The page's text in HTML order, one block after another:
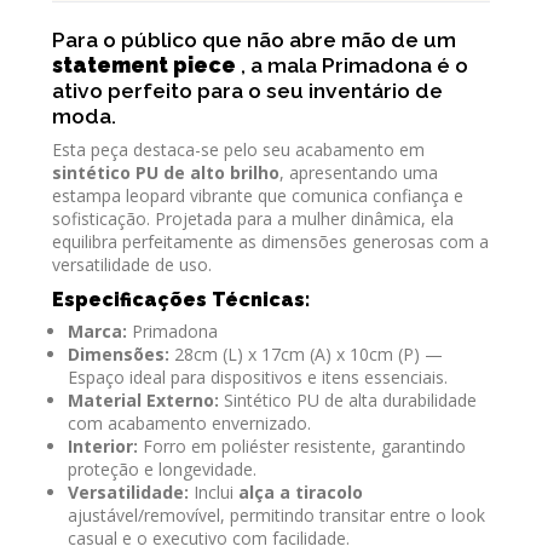
Para o público que não abre mão de um
statement piece , a mala Primadona é o
ativo perfeito para o seu inventário de
moda.
Esta peça destaca-se pelo seu acabamento em
sintético PU de alto brilho, apresentando uma
estampa leopard vibrante que comunica confiança e
sofisticação. Projetada para a mulher dinâmica, ela
equilibra perfeitamente as dimensões generosas com a
versatilidade de uso.
Especificações Técnicas:
Marca: Primadona
Dimensões: 28cm (L) x 17cm (A) x 10cm (P) —
Espaço ideal para dispositivos e itens essenciais.
Material Externo: Sintético PU de alta durabilidade
com acabamento envernizado.
Interior: Forro em poliéster resistente, garantindo
proteção e longevidade.
Versatilidade: Inclui alça a tiracolo
ajustável/removível, permitindo transitar entre o look
casual e o executivo com facilidade.